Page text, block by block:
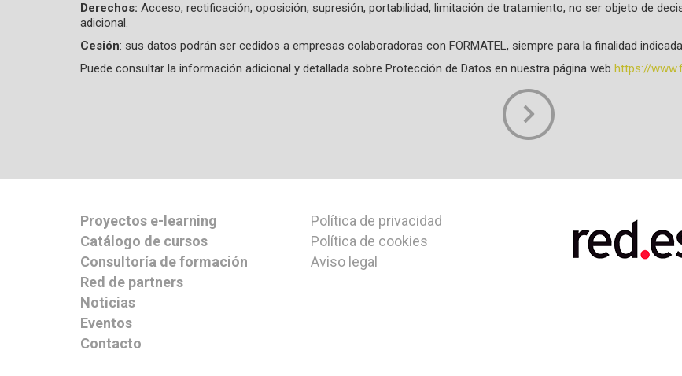
Derechos: Acceso, rectificación, oposición, supresión, portabilidad, limitación de tratamiento, no ser objeto de
adicional.
Cesión: sus datos podrán ser cedidos a empresas colaboradoras con FORMATEL, siempre para la finalidad
Puede consultar la información adicional y detallada sobre Protección de Datos en nuestra página web https://
Proyectos e-learning
Catálogo de cursos
Consultoría de formación
Red de partners
Noticias
Eventos
Contacto
Política de privacidad
Política de cookies
Aviso legal